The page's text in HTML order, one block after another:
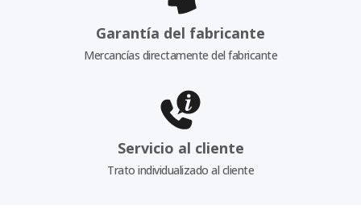
Garantía del fabricante
Mercancías directamente del fabricante
Servicio al cliente
Trato individualizado al cliente